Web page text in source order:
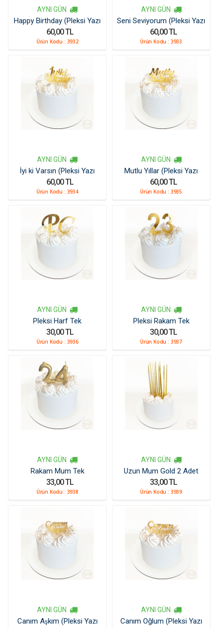
AYNI GÜN
Happy Birthday (Pleksi Yazı
Kücük)
60,00 TL
Ürün Kodu : 3932
AYNI GÜN
Seni Seviyorum (Pleksi Yazı
Kücük)
60,00 TL
Ürün Kodu : 3933
AYNI GÜN
İyi ki Varsın (Pleksi Yazı
Kücük)
60,00 TL
Ürün Kodu : 3934
AYNI GÜN
Mutlu Yıllar (Pleksi Yazı
Kücük)
60,00 TL
Ürün Kodu : 3935
AYNI GÜN
Pleksi Harf Tek
30,00 TL
Ürün Kodu : 3936
AYNI GÜN
Pleksi Rakam Tek
30,00 TL
Ürün Kodu : 3937
AYNI GÜN
Rakam Mum Tek
33,00 TL
Ürün Kodu : 3938
AYNI GÜN
Uzun Mum Gold 2 Adet
33,00 TL
Ürün Kodu : 3939
AYNI GÜN
Canım Aşkım (Pleksi Yazı
AYNI GÜN
Canım Oğlum (Pleksi Yazı